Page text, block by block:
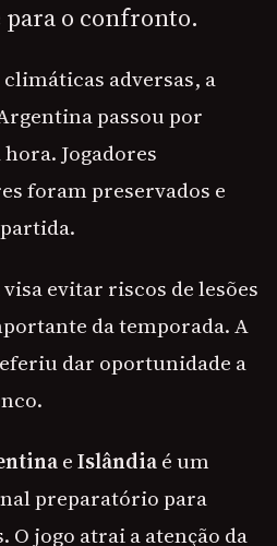
para o confronto.
adversas, a
passou por
Jogadores
foram preservados e
evitar riscos de lesões
da temporada. A
dar oportunidade a
eIslândiaé um
preparatório para
jogo atrai a atenção da